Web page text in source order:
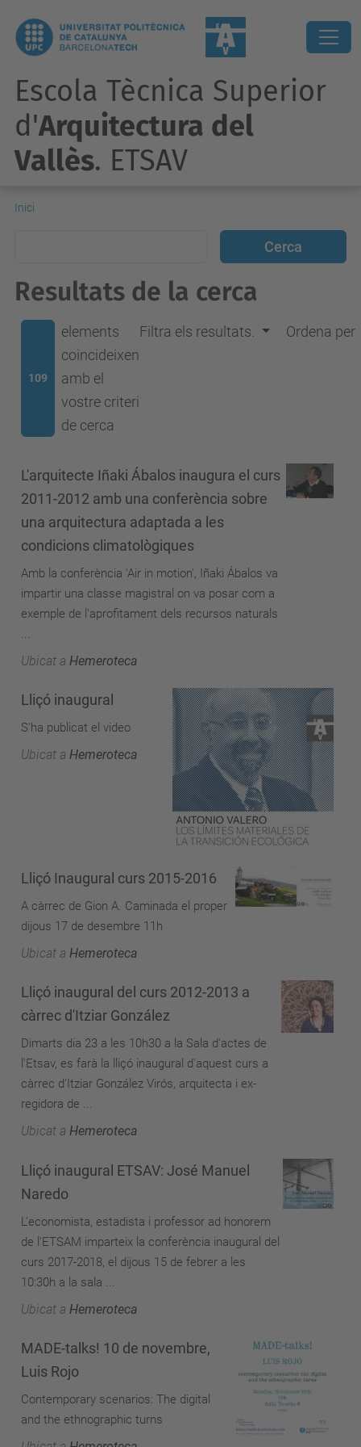
Escola Tècnica Superior
d'Arquitectura del
Vallès. ETSAV
Inici
Resultats de la cerca
109
elements
coincideixen
amb el
vostre criteri
de cerca
Filtra els resultats. Ordena per
L'arquitecte Iñaki Ábalos inaugura el curs
2011-2012 amb una conferència sobre
una arquitectura adaptada a les
condicions climatològiques
Amb la conferència 'Air in motion', Iñaki Ábalos va
impartir una classe magistral on va posar com a
exemple de l'aprofitament dels recursos naturals
Ubicat a Hemeroteca
Lliçó inaugural
S'ha publicat el video
Ubicat a Hemeroteca
Lliçó Inaugural curs 2015-2016
A càrrec de Gion A. Caminada el proper
dijous 17 de desembre 11h
Ubicat a Hemeroteca
Lliçó inaugural del curs 2012-2013 a
càrrec d'Itziar González
Dimarts dia 23 a les 10h30 a la Sala d'actes de
l'Etsav, es farà la lliçó inaugural d'aquest curs a
càrrec d’Itziar González Virós, arquitecta i ex-
regidora de ...
Ubicat a Hemeroteca
Lliçó inaugural ETSAV: José Manuel
Naredo
L'economista, estadista i professor ad honorem
de l'ETSAM imparteix la conferència inaugural del
curs 2017-2018, el dijous 15 de febrer a les
10:30h a la sala ...
Ubicat a Hemeroteca
MADE-talks! 10 de novembre,
Luis Rojo
Contemporary scenarios: The digital
and the ethnographic turns